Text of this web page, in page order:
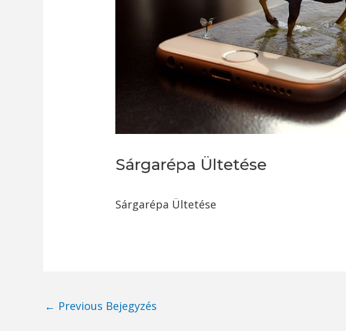
Sárgarépa Ültetése
Sárgarépa Ültetése
Post
← Previous Bejegyzés